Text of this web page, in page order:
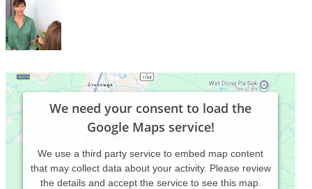
We need your consent to load the
Google Maps service!
We use a third party service to embed map content
that may collect data about your activity. Please review
the details and accept the service to see this map.